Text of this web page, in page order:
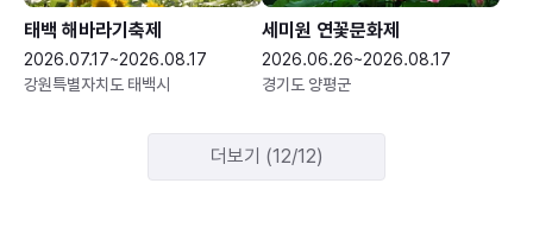
태백 해바라기축제
2026.07.17~2026.08.17
강원특별자치도 태백시
세미원 연꽃문화제
2026.06.26~2026.08.17
경기도 양평군
더보기 (12/12)